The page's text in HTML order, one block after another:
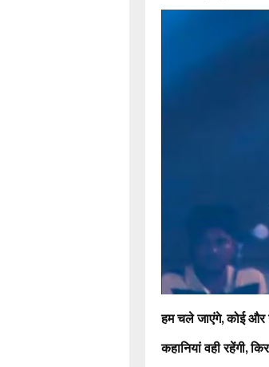
हम चले जाएंगे, कोई और
कहानियां वही रहेंगी,